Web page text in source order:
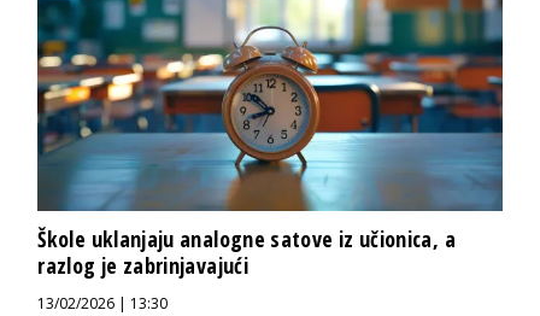
Škole uklanjaju analogne satove iz učionica, a
razlog je zabrinjavajući
13/02/2026 | 13:30